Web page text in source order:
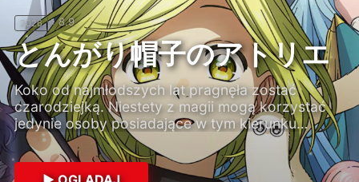
2026 ⭐ 8.9
とんがり帽子のアトリエ
Koko od najmłodszych lat pragnęła zostać
czarodziejką. Niestety z magii mogą korzystać
jedynie osoby posiadające w tym kierunku
wrodzone predyspozycje, zaś czarodzieje pilnie
strzegą swych sekretów. Koko porzuca więc
marzenia i wiedzie spokojny żywot u boku matki.
1984 ⭐ 8.0
Nausicaä z Doliny
Wiatru
Tysiąc lat po „Siedmiu Dniach Ognia”, czyli wojnie
zakończonej wielkim ekologicznym kataklizmem,
Ziemia porośnięta jest toksyczną dżunglą, pełną
ogromnych owadów-mutantów. Oddychanie bez
maski tlenowej grozi śmiercią w ciągu kilku minut.
2010 ⭐ 8.1
2011 ⭐ 8.5
2019 ⭐ 8.3